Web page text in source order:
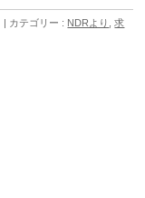
カテゴリー : NDRより ,求